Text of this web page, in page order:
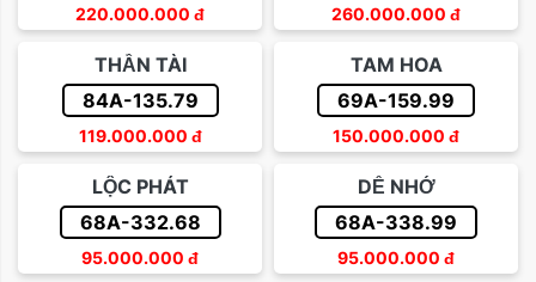
220.000.000 đ 260.000.000 đ
THẦN TÀI
84A-135.79
119.000.000 đ
TAM HOA
69A-159.99
150.000.000 đ
LỘC PHÁT
68A-332.68
95.000.000 đ
DỄ NHỚ
68A-338.99
95.000.000 đ